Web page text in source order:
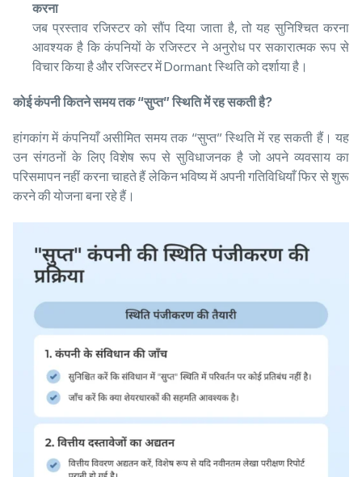
करना
जब प्रस्ताव रजिस्टर को सौंप दिया जाता है, तो यह सुनिश्चित करना
आवश्यक है कि कंपनियों के रजिस्टर ने अनुरोध पर सकारात्मक रूप से
विचार किया है और रजिस्टर में Dormant स्थिति को दर्शाया है।
कोई कंपनी कितने समय तक “सुप्त” स्थिति में रह सकती है?
हांगकांग में कंपनियाँ असीमित समय तक “सुप्त” स्थिति में रह सकती हैं। यह
उन संगठनों के लिए विशेष रूप से सुविधाजनक है जो अपने व्यवसाय का
परिसमापन नहीं करना चाहते हैं लेकिन भविष्य में अपनी गतिविधियाँ फिर से शुरू
करने की योजना बना रहे हैं।